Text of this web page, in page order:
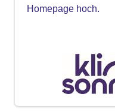
Homepage hoch.